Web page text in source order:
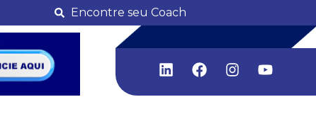
Encontre seu Coach